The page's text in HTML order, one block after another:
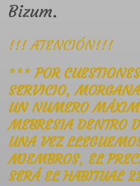
Bizum.
!!! ATENCIÓN!!!
***POR
SERVICIO,
UN NUMERO
MEBRESIA DENTRO
UNA VEZ
MIEMBROS, EL
SERÁ EL HABITUAL